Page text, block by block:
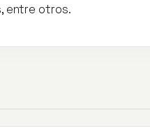
entre otros.